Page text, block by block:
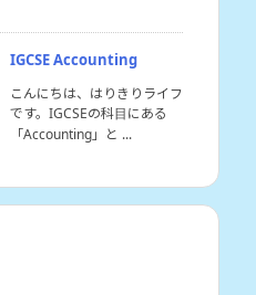
IGCSE Accounting
こんにちは、はりきりライフ
です。IGCSEの科目にある
「Accounting」と ...